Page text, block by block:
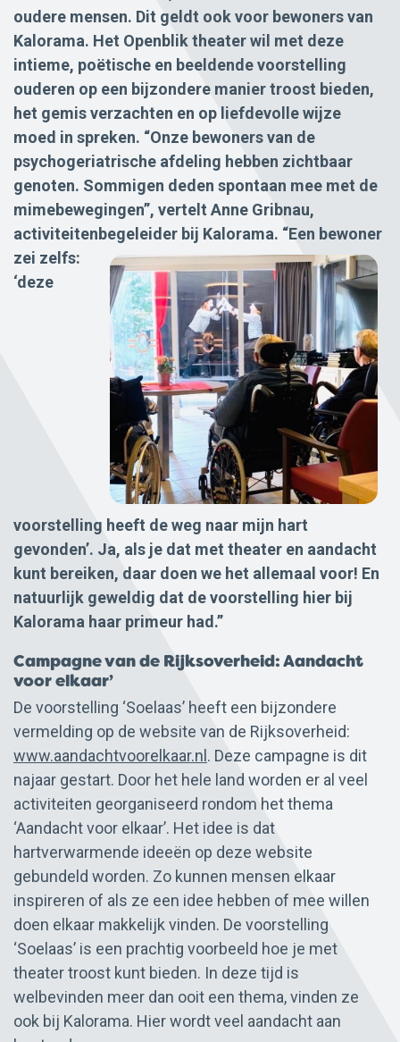
oudere mensen. Dit geldt ook voor bewoners van
Kalorama. Het Openblik theater wil met deze
intieme, poëtische en beeldende voorstelling
ouderen op een bijzondere manier troost bieden,
het gemis verzachten en op liefdevolle wijze
moed in spreken. “Onze bewoners van de
psychogeriatrische afdeling hebben zichtbaar
genoten. Sommigen deden spontaan mee met de
mimebewegingen”, vertelt Anne Gribnau,
activiteitenbegeleider bij Kalorama. “Een bewoner
zei zelfs:
‘deze
voorstelling heeft de weg naar mijn hart
gevonden’. Ja, als je dat met theater en aandacht
kunt bereiken, daar doen we het allemaal voor! En
natuurlijk geweldig dat de voorstelling hier bij
Kalorama haar primeur had.”
Campagne van de Rijksoverheid: Aandacht
voor elkaar’
De voorstelling ‘Soelaas’ heeft een bijzondere
vermelding op de website van de Rijksoverheid:
www.aandachtvoorelkaar.nl. Deze campagne is dit
najaar gestart. Door het hele land worden er al veel
activiteiten georganiseerd rondom het thema
‘Aandacht voor elkaar’. Het idee is dat
hartverwarmende ideeën op deze website
gebundeld worden. Zo kunnen mensen elkaar
inspireren of als ze een idee hebben of mee willen
doen elkaar makkelijk vinden. De voorstelling
‘Soelaas’ is een prachtig voorbeeld hoe je met
theater troost kunt bieden. In deze tijd is
welbevinden meer dan ooit een thema, vinden ze
ook bij Kalorama. Hier wordt veel aandacht aan